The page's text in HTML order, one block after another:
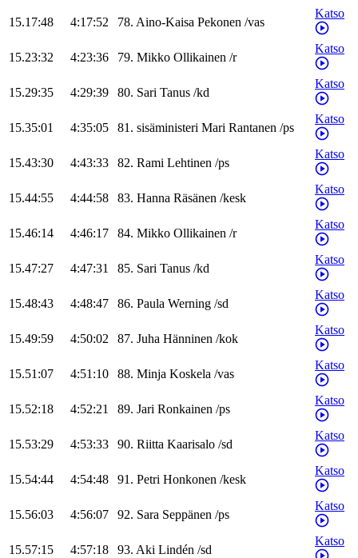
15.17:48 4:17:52 78. Aino-Kaisa Pekonen /vas
Katso
15.23:32 4:23:36 79. Mikko Ollikainen /r
Katso
15.29:35 4:29:39 80. Sari Tanus /kd
Katso
15.35:01 4:35:05 81. sisäministeri Mari Rantanen /ps
Katso
15.43:30 4:43:33 82. Rami Lehtinen /ps
Katso
15.44:55 4:44:58 83. Hanna Räsänen /kesk
Katso
15.46:14 4:46:17 84. Mikko Ollikainen /r
Katso
15.47:27 4:47:31 85. Sari Tanus /kd
Katso
15.48:43 4:48:47 86. Paula Werning /sd
Katso
15.49:59 4:50:02 87. Juha Hänninen /kok
Katso
15.51:07 4:51:10 88. Minja Koskela /vas
Katso
15.52:18 4:52:21 89. Jari Ronkainen /ps
Katso
15.53:29 4:53:33 90. Riitta Kaarisalo /sd
Katso
15.54:44 4:54:48 91. Petri Honkonen /kesk
Katso
15.56:03 4:56:07 92. Sara Seppänen /ps
Katso
15.57:15 4:57:18 93. Aki Lindén /sd
Katso